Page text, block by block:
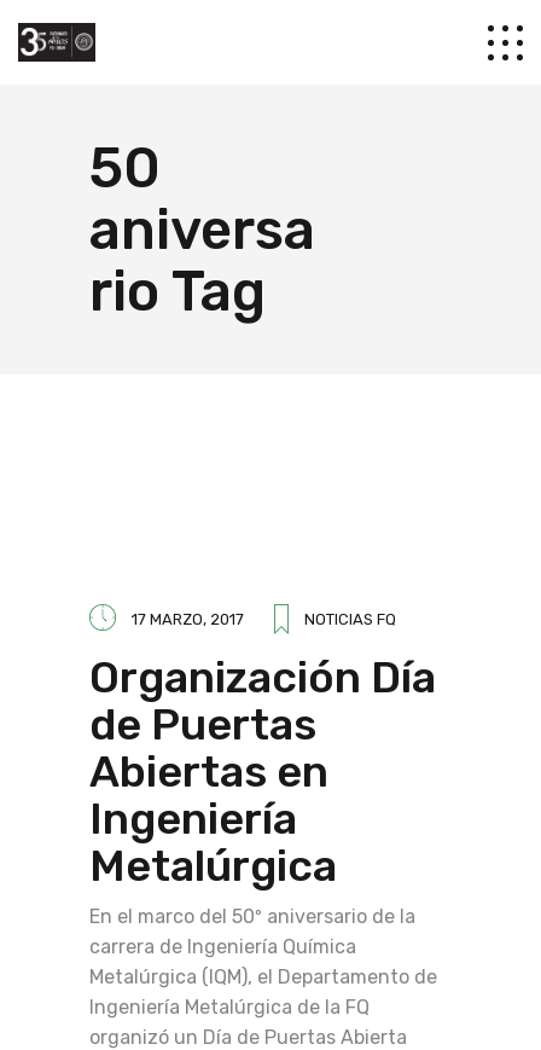
50
aniversa
rio Tag
17 MARZO, 2017 NOTICIAS FQ
Organización Día
de Puertas
Abiertas en
Ingeniería
Metalúrgica
En el marco del 50º aniversario de la
carrera de Ingeniería Química
Metalúrgica (IQM), el Departamento de
Ingeniería Metalúrgica de la FQ
organizó un Día de Puertas Abierta